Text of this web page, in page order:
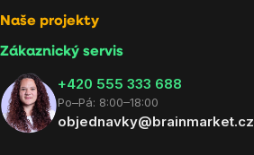
Naše projekty
Zákaznický servis
‭+420 555 333 688
Po–Pá: 8:00–18:00
objednavky@brainmarket.cz